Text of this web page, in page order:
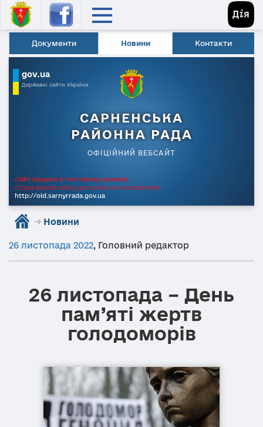
Документи Новини Контакти
gov.ua
Державні сайти України
САРНЕНСЬКА
РАЙОННА РАДА
ОФІЦІЙНИЙ ВЕБСАЙТ
Сайт працює в тестовому режимі.
Стара версія сайту доступна за посиланням
http://old.sarnyrrada.gov.ua
→ Новини
26 листопада 2022, Головний редактор
26 листопада – День
пам’яті жертв
голодоморів